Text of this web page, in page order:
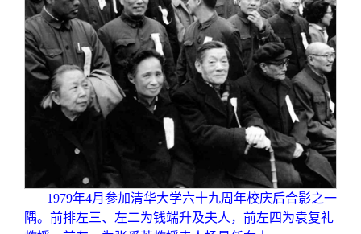
1979年4月参加清华大学六十九周年校庆后合影之一
隅。前排左三、左二为钱端升及夫人，前左四为袁复礼